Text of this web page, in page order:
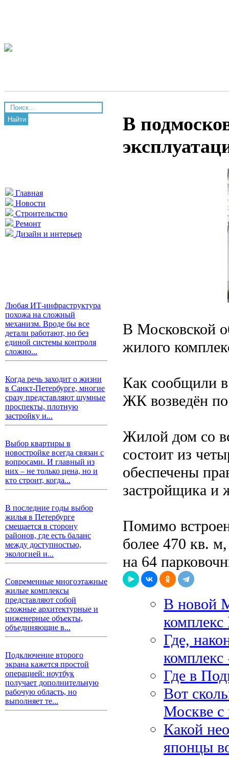
Найти
Главная
Новости
Строительство
Ремонт
Дизайн и интерьер
Любая ИТ-инфраструктура
похожа на сложный
механизм. Вроде бы все
детали работают, но без
единой системы контроля
сложно...
Когда речь заходит о жизни
в Санкт-Петербурге, многие
сразу представляют шумные
проспекты, плотную
застройку и...
Выбор квартиры в
новостройке всегда связан с
вопросами. И главный из
них – не только цена, но и
кто строит, когда...
В последние годы выбор
жилья в Петербурге
смещается в сторону
районов, где есть баланс
между доступностью,
экологией и...
Современные многоэтажные
жилые комплексы
представляют собой
сложные архитектурные и
инженерные объекты,
объединяющие в...
Подключение второго
экрана кажется простой
операцией: ноутбук
получает дополнительную
рабочую область, но
выполняет те...
В
В Московской
жилого
Как сообщили в
ЖК возведён
Жилой дом со
состоит из
обеспечены
застройщика и
Помимо
более 470 кв.
на 64
В новой
Где,
Где в
Вот
Москве с
Какой
японцы